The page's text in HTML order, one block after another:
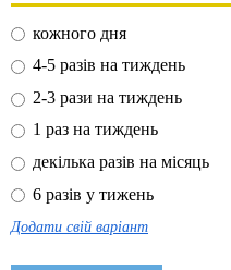
кожного дня
4-5 разів на тиждень
2-3 рази на тиждень
1 раз на тиждень
декілька разів на місяць
6 разів у тижень
Додати свій варіант